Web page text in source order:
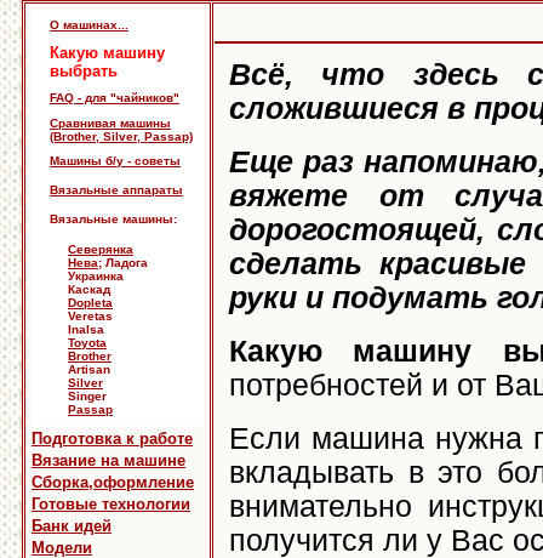
О машинах...
Какую машину
выбрать
FAQ - для "чайников"
Сравнивая машины
(Brother, Silver, Passap)
Машины б/у - советы
Вязальные аппараты
Вязальные машины:
Северянка
Нева; Ладога
Украинка
Каскад
Dopleta
Veretas
Inalsa
Toyota
Brother
Artisan
Silver
Singer
Passap
Подготовка к работе
Вязание на машине
Сборка,оформление
Готовые технологии
Банк идей
Модели
Всё, что здесь
сложившиеся в
Еще раз
вяжете от
дорогостоящей,
сделать
руки и подумать
Какую машину
потребностей и от
Если машина нужна
вкладывать в это
внимательно
получится ли у Вас